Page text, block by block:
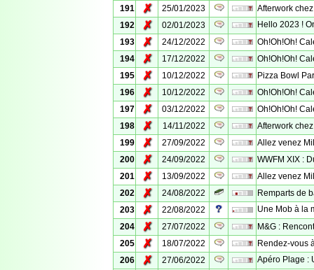
191
✗ 25/01/2023
Afterwork
192
✗ 02/01/2023
Hello 2023 !
193
✗ 24/12/2022
Oh!Oh!Oh!
194
✗ 17/12/2022
Oh!Oh!Oh!
195
✗ 10/12/2022
Pizza Bowl
196
✗ 10/12/2022
Oh!Oh!Oh!
197
✗ 03/12/2022
Oh!Oh!Oh!
198
✗ 14/11/2022
Afterwork
199
✗ 27/09/2022
Allez venez
200
✗ 24/09/2022
WWFM XIX :
201
✗ 13/09/2022
Allez venez
202
✗ 24/08/2022
Remparts de
203
✗ 22/08/2022
Une Mob à la
204
✗ 27/07/2022
M&G :
205
✗ 18/07/2022
Rendez-vous
206
✗ 27/06/2022
Apéro Plage :